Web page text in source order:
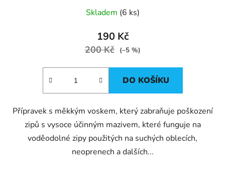
Skladem (6 ks)
190 Kč
200 Kč (–5 %)
DO KOŠÍKU
Přípravek s měkkým voskem, který zabraňuje poškození
zipů s vysoce účinným mazivem, které funguje na
voděodolné zipy použitých na suchých oblecích,
neoprenech a dalších...